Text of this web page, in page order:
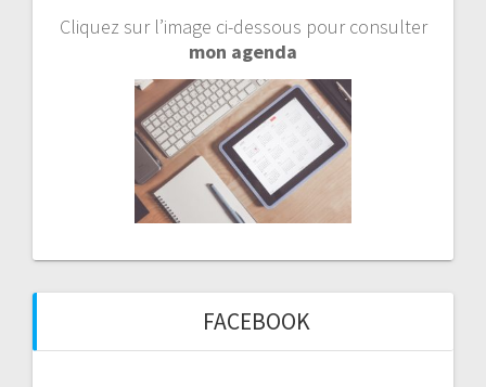
Cliquez sur l’image ci-dessous pour consulter
mon agenda
FACEBOOK